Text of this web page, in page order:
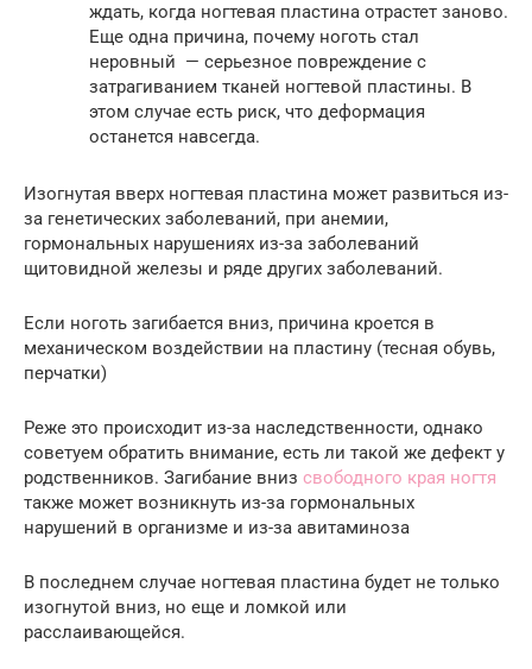
ждать, когда ногтевая пластина отрастет заново.
Еще одна причина, почему ноготь стал
неровный — серьезное повреждение с
затрагиванием тканей ногтевой пластины. В
этом случае есть риск, что деформация
останется навсегда.
Изогнутая вверх ногтевая пластина может развиться из-
за генетических заболеваний, при анемии,
гормональных нарушениях из-за заболеваний
щитовидной железы и ряде других заболеваний.
Если ноготь загибается вниз, причина кроется в
механическом воздействии на пластину (тесная обувь,
перчатки)
Реже это происходит из-за наследственности, однако
советуем обратить внимание, есть ли такой же дефект у
родственников. Загибание вниз свободного края ногтя
также может возникнуть из-за гормональных
нарушений в организме и из-за авитаминоза
В последнем случае ногтевая пластина будет не только
изогнутой вниз, но еще и ломкой или
расслаивающейся.